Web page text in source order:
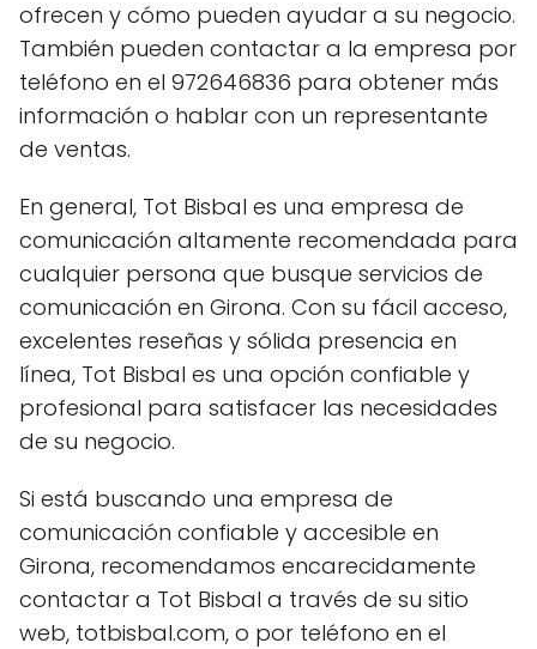
ofrecen y cómo pueden ayudar a su negocio.
También pueden contactar a la empresa por
teléfono en el 972646836 para obtener más
información o hablar con un representante
de ventas.
En general, Tot Bisbal es una empresa de
comunicación altamente recomendada para
cualquier persona que busque servicios de
comunicación en Girona. Con su fácil acceso,
excelentes reseñas y sólida presencia en
línea, Tot Bisbal es una opción confiable y
profesional para satisfacer las necesidades
de su negocio.
Si está buscando una empresa de
comunicación confiable y accesible en
Girona, recomendamos encarecidamente
contactar a Tot Bisbal a través de su sitio
web, totbisbal.com, o por teléfono en el